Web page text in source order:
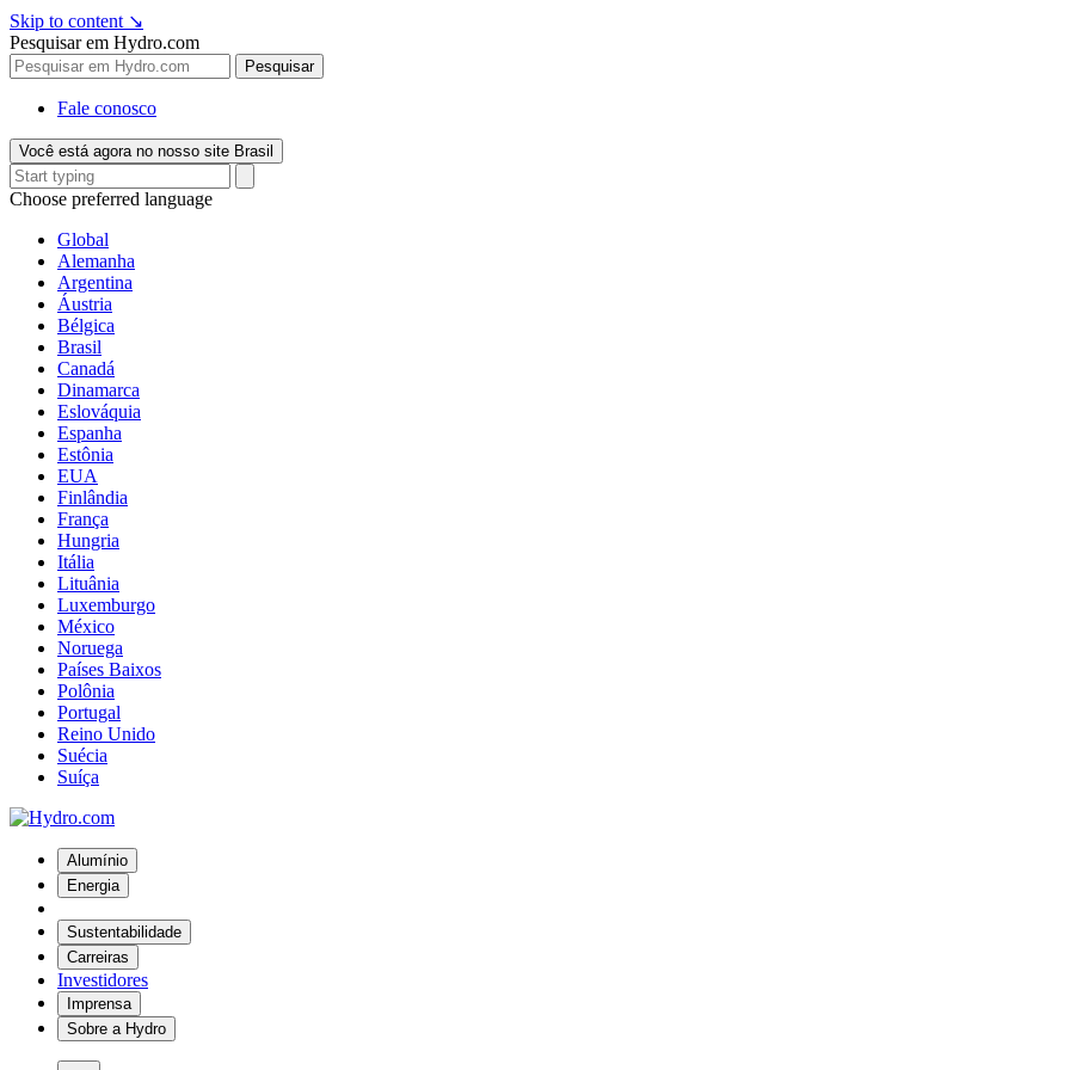
Skip to content ↘
Pesquisar em Hydro.com
Pesquisar
Fale conosco
Você está agora no nosso site Brasil
Choose preferred language
Global
Alemanha
Argentina
Áustria
Bélgica
Brasil
Canadá
Dinamarca
Eslováquia
Espanha
Estônia
EUA
Finlândia
França
Hungria
Itália
Lituânia
Luxemburgo
México
Noruega
Países Baixos
Polônia
Portugal
Reino Unido
Suécia
Suíça
Alumínio
Energia
Sustentabilidade
Carreiras
Investidores
Imprensa
Sobre a Hydro